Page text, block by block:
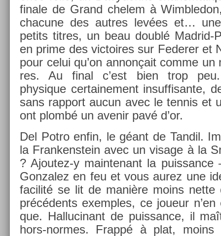
fin­ale de Grand chelem à
chacune des aut­res levées et…
petits tit­res, un beau doublé Madrid-
en prime des vic­toires sur Feder­er et
pour celui qu’on annonçait comme
res. Au final c’est bien trop
physique cer­taine­ment in­suf­fisan­te,
sans rap­port aucun avec le ten­nis et
ont plombé un avenir pavé d’or.
Del Potro enfin, le géant de Tan­dil.
la Fran­kenstein avec un visage à la
? Ajoutez-y main­tenant la puis­sance
Gon­zalez en feu et vous aurez une
facilité se lit de manière moins nette
précédents ex­em­ples, ce joueur
que. Hal­lucinant de puis­sance, il
hors-normes. Frappé à plat, moins